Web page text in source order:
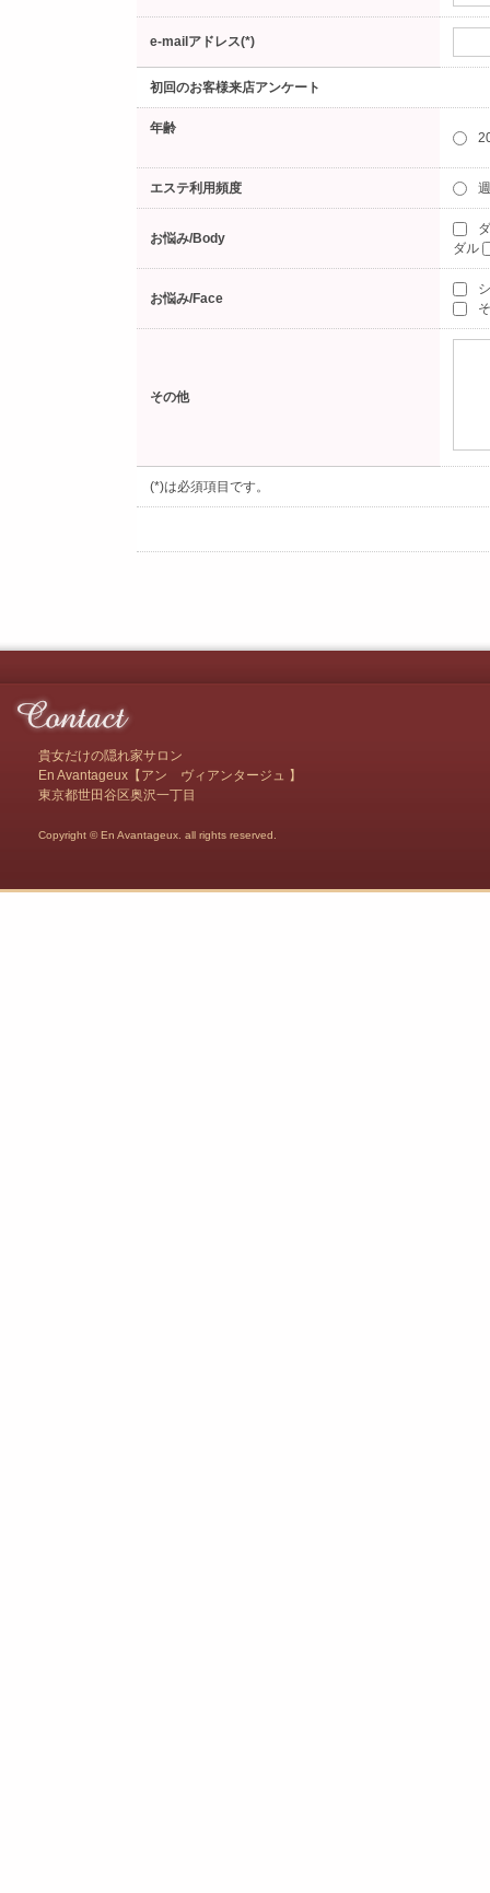
e-mailアドレス(*)
初回のお客様来店アンケート
年齢
エステ利用頻度
お悩み/Body
ダル
お悩み/Face
その他
(*)は必須項目です。
貴女だけの隠れ家サロン
En Avantageux【アン ヴィアンタージュ 】
東京都世田谷区奥沢一丁目
Copyright © En Avantageux. all rights reserved.